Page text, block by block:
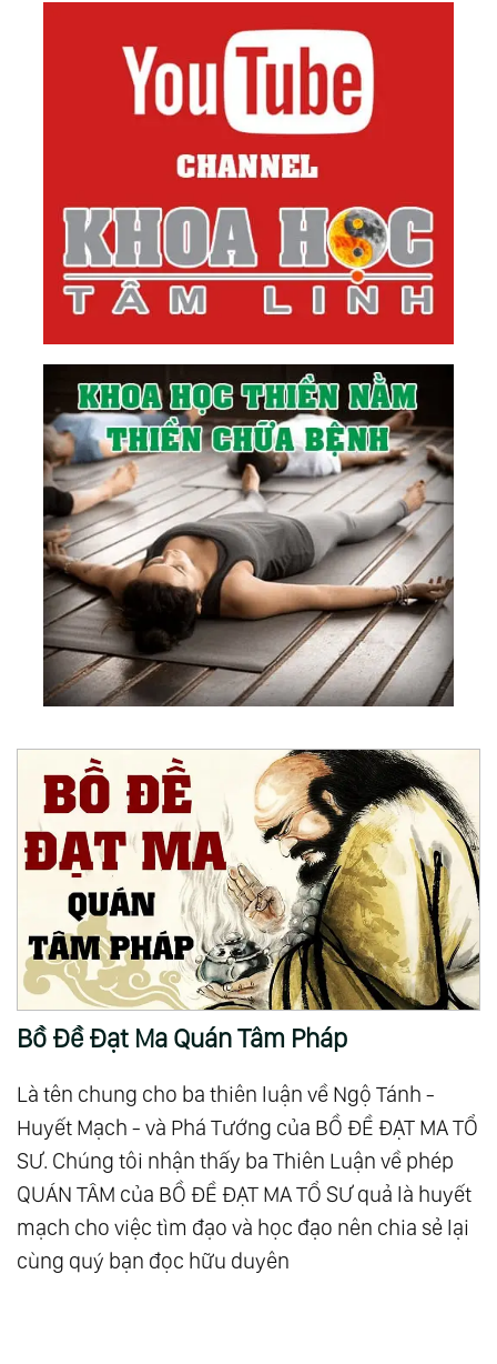
Thiên Khai Huỳnh Đạo Dịp Đệ Tam Chu Niên Ngày
Quy Ẩn (7/3/1982)
Trích Nguyên Văn Vấn Thư Nêu Thắc Mắc Của
Một Số Tín Đồ Cao Đài
Kim Thân Cha Giải Đáp Vấn Thư Nêu Thắc Mắc
Của Một Số Tín Đồ Cao Đài (1982)
Kim Thân Cha Giải Đáp Vấn Thư (23/9/1982)
Của Bạn N.p.y. (Hoa Kỳ)
Kim Thân Cha Giảng “Phá Mê Về Địa Tiên”
(1982)
Kim Thân Cha Giảng Về “Phá Mê Phá Chấp”
(1982)
69.Huấn Từ Của Kim Thân Cha Dịp Tết Quý Hợi
Tại Thiền Đường (1983)
70.Kim Thân Cha Giải Thắc Mắc Của Một Số Cho
Tín Đồ Thiên Chúa Giáo (1983)
71.Kim Thân Cha Giảng Về “Giả, Chơn, Hư, Thực”
(1983)
72.Huấn Từ Của Kim Thân Cha Dịp Đầu Xuân Giáp
Tý (1984)
74.
Vài Lời Nhắn Nhủ 2005
75.Tư Liệu Ghi Từ Thiền Đường H.v.e Để Phục Vụ
Tham Khảo Thêm (1978)
76.Thượng Đế Giảng Chân Lý Pdf
Bồ Đề Đạt Ma Quán Tâm Pháp
Là tên chung cho ba thiên luận về Ngộ Tánh -
Huyết Mạch - và Phá Tướng của BỒ ĐỀ ĐẠT MA TỔ
SƯ. Chúng tôi nhận thấy ba Thiên Luận về phép
QUÁN TÂM của BỒ ĐỀ ĐẠT MA TỔ SƯ quả là huyết
mạch cho việc tìm đạo và học đạo nên chia sẻ lại
cùng quý bạn đọc hữu duyên